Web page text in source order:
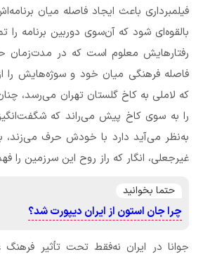
فیلمبرداری باعث ایجاد فاصله میان
بالقوه‌ای شود که آن‌سوی دوربین برنامه را
رفتارهایش معلوم است که در مدت‌زمان
فاصله فرهنگی میان خود و سوژه‌هایش را
که لاملی به کاخ گلستان تهران می‌رسد،
را به سوی کاخ پیش می‌راند که
به‌نظر می‌آید دارد با خودش حرف می‌زند،
غیرجعلی، انگار که راز روح این سرزمین را
حتما بخوانید
چرا جان استون از ایران دیپورت شد؟
جوانا در ایران نه‌فقط تحت ‌تأثیر